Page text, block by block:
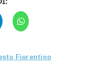
clic
condividere
(Si
Fai
clic
per
(Si
apre
Fiorentino